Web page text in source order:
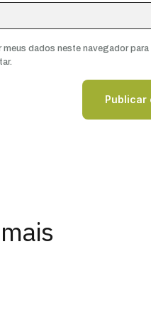
meus dados neste navegador
mais